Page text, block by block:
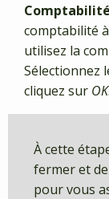
Comptabilité
comptabilité
utilisez la
Sélectionnez
cliquez sur OK.
À cette
fermer et
pour vous